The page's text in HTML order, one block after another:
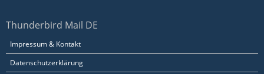
Thunderbird Mail DE
Impressum & Kontakt
Datenschutzerklärung